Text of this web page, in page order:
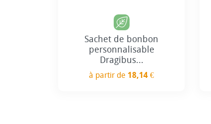
Sachet de bonbon
personnalisable
Dragibus...
à partir de 18,14 €